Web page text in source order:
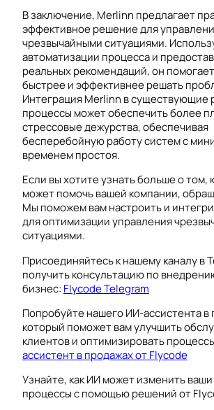
В заключение, Merlinn предлагает
эффективное решение для
чрезвычайными ситуациями.
автоматизации процесса и
реальных рекомендаций, он
быстрее и эффективнее решать
Интеграция Merlinn в существующие
процессы может обеспечить более
стрессовые дежурства, обеспечивая
бесперебойную работу систем с
временем простоя.
Если вы хотите узнать больше о том,
может помочь вашей компании,
Мы поможем вам настроить и
для оптимизации управления
ситуациями.
Присоединяйтесь к нашему каналу в
получить консультацию по
бизнес: Flycode Telegram
Попробуйте нашего ИИ-ассистента в
который поможет вам улучшить
клиентов и оптимизировать
ассистент в продажах от Flycode
Узнайте, как ИИ может изменить
процессы с помощью решений от